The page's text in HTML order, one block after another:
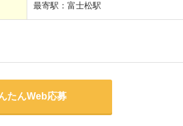
最寄駅：富士松駅
たんWeb応募